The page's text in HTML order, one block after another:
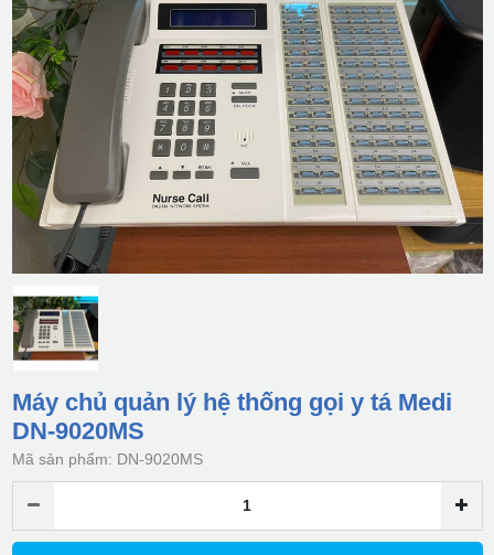
Máy chủ quản lý hệ thống gọi y tá Medi
DN-9020MS
Mã sản phẩm: DN-9020MS